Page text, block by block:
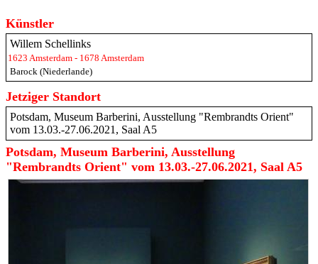
Künstler
Willem Schellinks
1623 Amsterdam - 1678 Amsterdam
Barock (Niederlande)
Jetziger Standort
Potsdam, Museum Barberini, Ausstellung "Rembrandts Orient"
vom 13.03.-27.06.2021, Saal A5
Potsdam, Museum Barberini, Ausstellung
"Rembrandts Orient" vom 13.03.-27.06.2021, Saal A5